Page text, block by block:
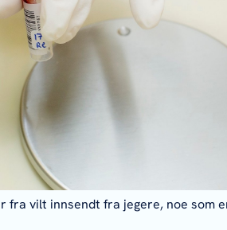
vilt innsendt fra jegere, noe som